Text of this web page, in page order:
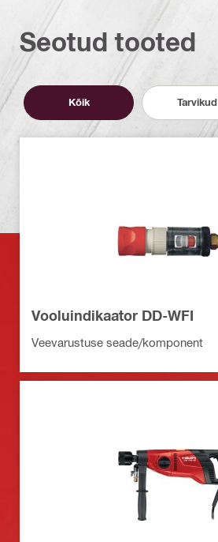
Seotud tooted
Kõik Tarvikud
Vooluindikaator DD-WFI
Veevarustuse seade/komponent